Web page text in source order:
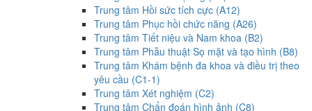
Trung tâm Hồi sức tích cực (A12)
Trung tâm Phục hồi chức năng (A26)
Trung tâm Tiết niệu và Nam khoa (B2)
Trung tâm Phẫu thuật Sọ mặt và tạo hình (B8)
Trung tâm Khám bệnh đa khoa và điều trị theo
yêu cầu (C1-1)
Trung tâm Xét nghiệm (C2)
Trung tâm Chẩn đoán hình ảnh (C8)